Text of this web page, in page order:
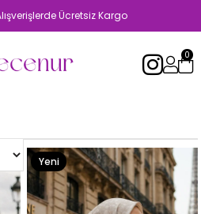
Ücretsiz Kargo
0
Yeni
Ürün